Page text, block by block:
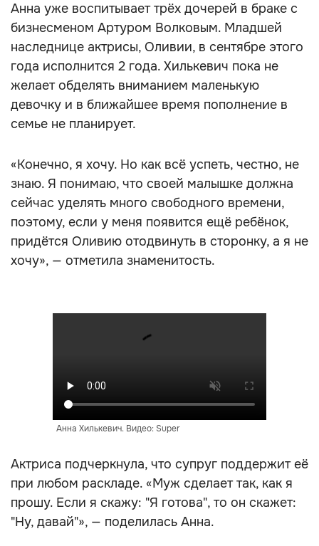
Анна уже воспитывает трёх дочерей в браке с
бизнесменом Артуром Волковым. Младшей
наследнице актрисы, Оливии, в сентябре этого
года исполнится 2 года. Хилькевич пока не
желает обделять вниманием маленькую
девочку и в ближайшее время пополнение в
семье не планирует.
«Конечно, я хочу. Но как всё успеть, честно, не
знаю. Я понимаю, что своей малышке должна
сейчас уделять много свободного времени,
поэтому, если у меня появится ещё ребёнок,
придётся Оливию отодвинуть в сторонку, а я не
хочу», — отметила знаменитость.
Анна Хилькевич. Видео: Super
Актриса подчеркнула, что супруг поддержит её
при любом раскладе. «Муж сделает так, как я
прошу. Если я скажу: "Я готова", то он скажет:
"Ну, давай"», — поделилась Анна.